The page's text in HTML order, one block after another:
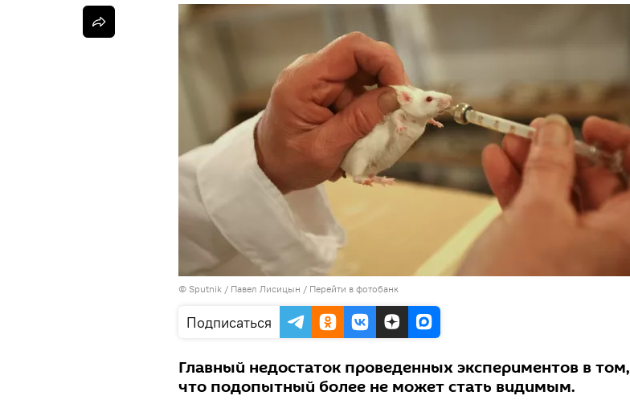
© Sputnik / Павел Лисицын / Перейти в фотобанк
Подписаться
Главный недостаток проведенных экспериментов в том,
что подопытный более не может стать видимым.